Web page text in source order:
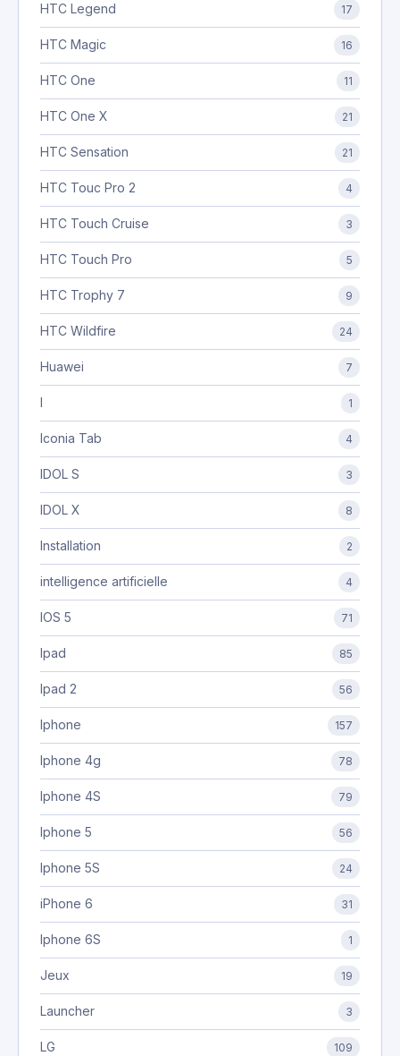
HTC Legend 17
HTC Magic 16
HTC One 11
HTC One X 21
HTC Sensation 21
HTC Touc Pro 2 4
HTC Touch Cruise 3
HTC Touch Pro 5
HTC Trophy 7 9
HTC Wildfire 24
Huawei 7
I 1
Iconia Tab 4
IDOL S 3
IDOL X 8
Installation 2
intelligence artificielle 4
IOS 5 71
Ipad 85
Ipad 2 56
Iphone 157
Iphone 4g 78
Iphone 4S 79
Iphone 5 56
Iphone 5S 24
iPhone 6 31
Iphone 6S 1
Jeux 19
Launcher 3
LG 109